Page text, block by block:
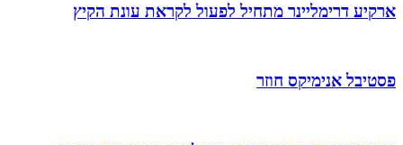
ארקיע דרימליינר מתחיל לפעול לקראת עונת הקיץ
פסטיבל אנימיקס חוזר